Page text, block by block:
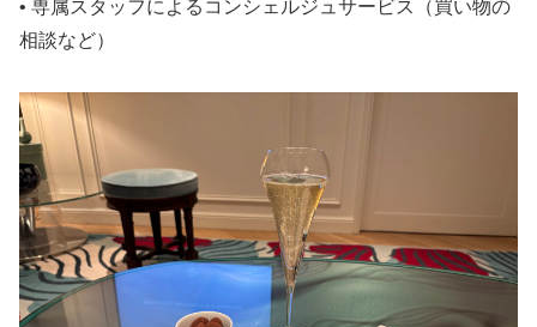
• 専属スタッフによるコンシェルジュサービス（買い物の
相談など）